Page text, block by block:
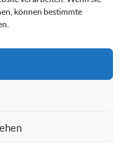
können bestimmte
rights reserved